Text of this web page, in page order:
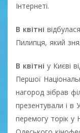
Інтернеті.
В квітні
Пилипця, який
В квітні у Києві
Першої
нагород зібрав
презентували і в
перемогу торік у